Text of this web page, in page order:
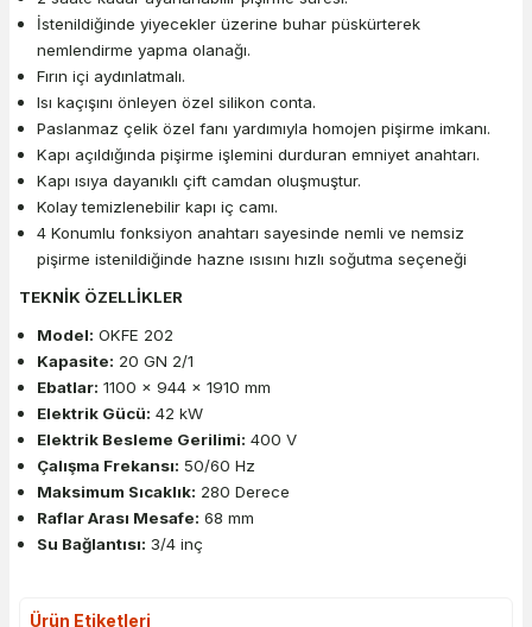
İstenildiğinde yiyecekler üzerine buhar püskürterek
nemlendirme yapma olanağı.
Fırın içi aydınlatmalı.
Isı kaçışını önleyen özel silikon conta.
Paslanmaz çelik özel fanı yardımıyla homojen pişirme imkanı.
Kapı açıldığında pişirme işlemini durduran emniyet anahtarı.
Kapı ısıya dayanıklı çift camdan oluşmuştur.
Kolay temizlenebilir kapı iç camı.
4 Konumlu fonksiyon anahtarı sayesinde nemli ve nemsiz
pişirme istenildiğinde hazne ısısını hızlı soğutma seçeneği
TEKNİK ÖZELLİKLER
Model: OKFE 202
Kapasite: 20 GN 2/1
Ebatlar: 1100 x 944 x 1910 mm
Elektrik Gücü: 42 kW
Elektrik Besleme Gerilimi: 400 V
Çalışma Frekansı: 50/60 Hz
Maksimum Sıcaklık: 280 Derece
Raflar Arası Mesafe: 68 mm
Su Bağlantısı: 3/4 inç
Ürün Etiketleri